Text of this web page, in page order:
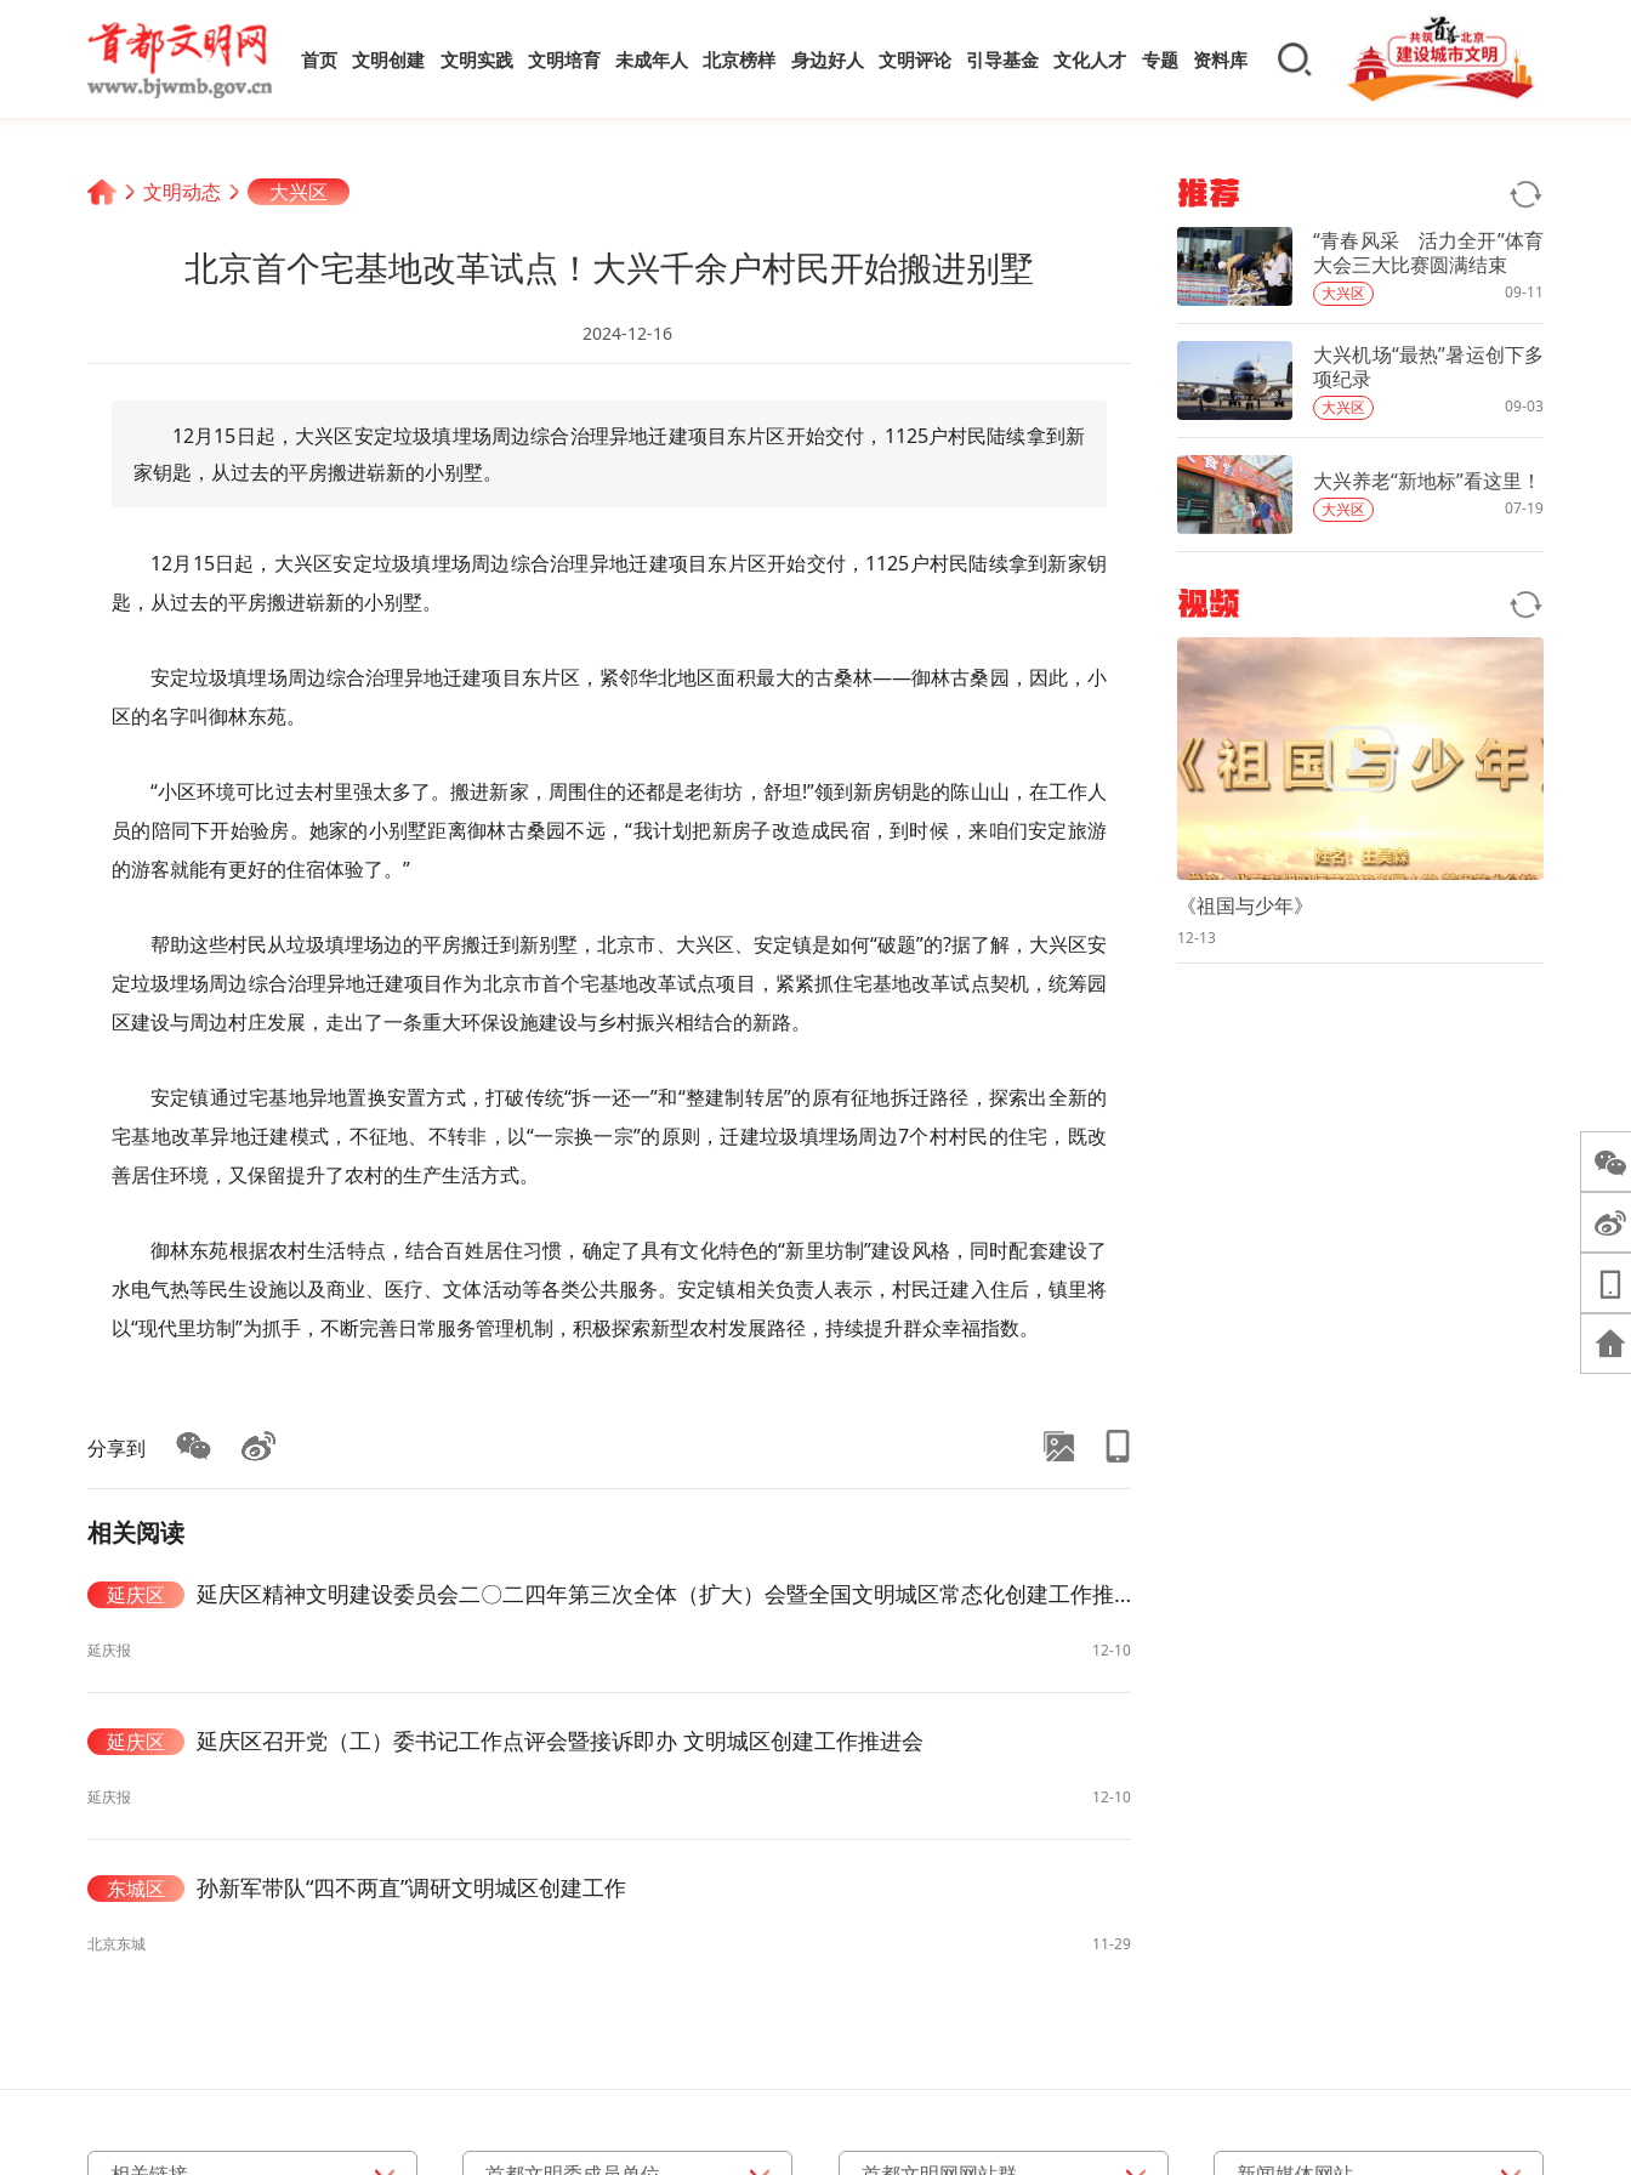
首页 文明创建 文明实践 文明培育 未成年人 北京榜样 身边好人 文明评论 引导基金 文化人才 专题 资料库
文明动态 大兴区
北京首个宅基地改革试点！大兴千余户村民开始搬进别墅
2024-12-16
12月15日起，大兴区安定垃圾填埋场周边综合治理异地迁建项目东片区开始交付，1125户村民陆续拿到新
家钥匙，从过去的平房搬进崭新的小别墅。
12月15日起，大兴区安定垃圾填埋场周边综合治理异地迁建项目东片区开始交付，1125户村民陆续拿到新家钥
匙，从过去的平房搬进崭新的小别墅。
安定垃圾填埋场周边综合治理异地迁建项目东片区，紧邻华北地区面积最大的古桑林——御林古桑园，因此，小
区的名字叫御林东苑。
“小区环境可比过去村里强太多了。搬进新家，周围住的还都是老街坊，舒坦!”领到新房钥匙的陈山山，在工作人
员的陪同下开始验房。她家的小别墅距离御林古桑园不远，“我计划把新房子改造成民宿，到时候，来咱们安定旅游
的游客就能有更好的住宿体验了。”
帮助这些村民从垃圾填埋场边的平房搬迁到新别墅，北京市、大兴区、安定镇是如何“破题”的?据了解，大兴区安
定垃圾埋场周边综合治理异地迁建项目作为北京市首个宅基地改革试点项目，紧紧抓住宅基地改革试点契机，统筹园
区建设与周边村庄发展，走出了一条重大环保设施建设与乡村振兴相结合的新路。
安定镇通过宅基地异地置换安置方式，打破传统“拆一还一”和“整建制转居”的原有征地拆迁路径，探索出全新的
宅基地改革异地迁建模式，不征地、不转非，以“一宗换一宗”的原则，迁建垃圾填埋场周边7个村村民的住宅，既改
善居住环境，又保留提升了农村的生产生活方式。
御林东苑根据农村生活特点，结合百姓居住习惯，确定了具有文化特色的“新里坊制”建设风格，同时配套建设了
水电气热等民生设施以及商业、医疗、文体活动等各类公共服务。安定镇相关负责人表示，村民迁建入住后，镇里将
以“现代里坊制”为抓手，不断完善日常服务管理机制，积极探索新型农村发展路径，持续提升群众幸福指数。
分享到
相关阅读
延庆区 延庆区精神文明建设委员会二〇二四年第三次全体（扩大）会暨全国文明城区常态化创建工作推进会召开
延庆报 12-10
延庆区 延庆区召开党（工）委书记工作点评会暨接诉即办 文明城区创建工作推进会
延庆报 12-10
东城区 孙新军带队“四不两直”调研文明城区创建工作
北京东城 11-29
推荐
“青春风采 活力全开”体育
大会三大比赛圆满结束
大兴区 09-11
大兴机场“最热”暑运创下多
项纪录
大兴区 09-03
大兴养老“新地标”看这里！
大兴区 07-19
视频
《祖国与少年》
12-13